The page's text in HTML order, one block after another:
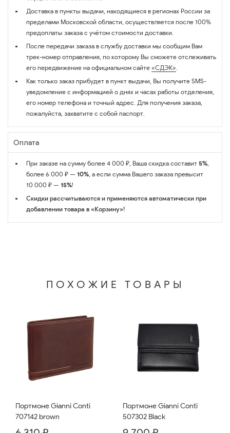
Доставка в пункты выдачи, находящиеся в регионах России за
пределами Московской области, осуществляется после 100%
предоплаты заказа с учётом стоимости доставки.
После передачи заказа в службу доставки мы сообщим Вам
трек-номер отправления, по которому Вы сможете отслеживать
его передвижение на официальном сайте «СДЭК».
Как только заказ прибудет в пункт выдачи, Вы получите SMS-
уведомление с информацией о днях и часах работы отделения,
его номер телефона и точный адрес. Для получения заказа,
пожалуйста, захватите с собой паспорт.
Оплата
При заказе на сумму более 4 000 ₽, Ваша скидка составит 5%,
более 6 000 ₽ — 10%, а если сумма Вашего заказа превысит
10 000 ₽ — 15%!
Скидки рассчитываются и применяются автоматически при
добавлении товара в «Корзину»!
ПОХОЖИЕ ТОВАРЫ
Портмоне Gianni Conti
707142 brown
Портмоне Gianni Conti
507302 Black